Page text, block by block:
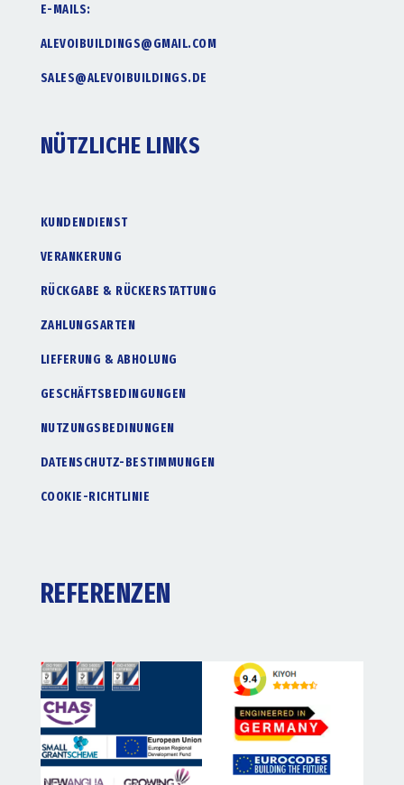
E-MAILS:
ALEVOIBUILDINGS@GMAIL.COM
SALES@ALEVOIBUILDINGS.DE
NÜTZLICHE LINKS
KUNDENDIENST
VERANKERUNG
RÜCKGABE & RÜCKERSTATTUNG
ZAHLUNGSARTEN
LIEFERUNG & ABHOLUNG
GESCHÄFTSBEDINGUNGEN
NUTZUNGSBEDINUNGEN
DATENSCHUTZ-BESTIMMUNGEN
COOKIE-RICHTLINIE
REFERENZEN